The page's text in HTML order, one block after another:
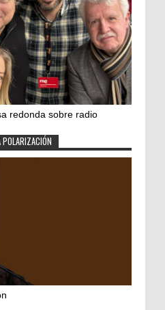
redonda sobre radio